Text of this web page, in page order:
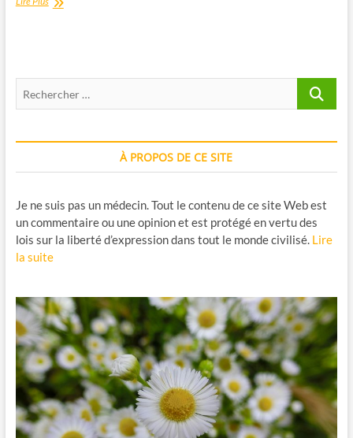
Allié
À PROPOS DE CE SITE
Je ne suis pas un médecin. Tout le contenu de ce site Web est
un commentaire ou une opinion et est protégé en vertu des
lois sur la liberté d’expression dans tout le monde civilisé. Lire
la suite